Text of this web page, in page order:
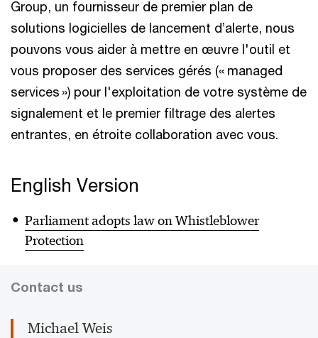
Group, un fournisseur de premier plan de
solutions logicielles de lancement d’alerte, nous
pouvons vous aider à mettre en œuvre l'outil et
vous proposer des services gérés (« managed
services ») pour l'exploitation de votre système de
signalement et le premier filtrage des alertes
entrantes, en étroite collaboration avec vous.
English Version
Parliament adopts law on Whistleblower
Protection
Contact us
Michael Weis